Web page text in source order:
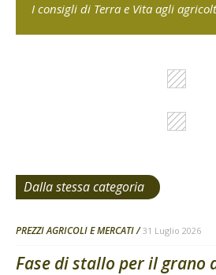
I consigli di Terra e Vita agli
Dalla stessa categoria
PREZZI AGRICOLI E MERCATI 31 Luglio 2026
Fase di stallo per il grano